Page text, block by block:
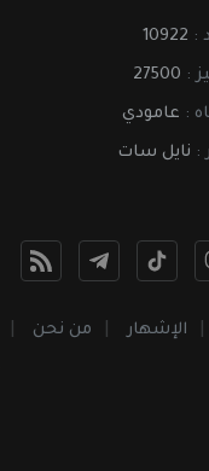
:
10922
:
27500
: عامودي
: نايل سات
الإشهار من نحن